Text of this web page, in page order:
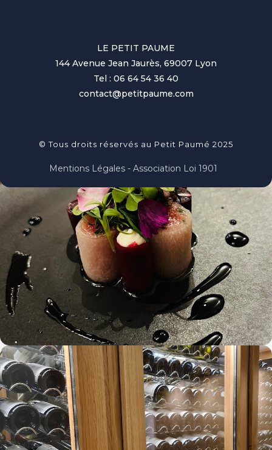
LE PETIT PAUME
144 Avenue Jean Jaurès, 69007 Lyon
Tel : 06 64 54 36 40
contact@petitpaume.com
© Tous droits réservés au Petit Paumé 2025
Mentions Légales - Association Loi 1901